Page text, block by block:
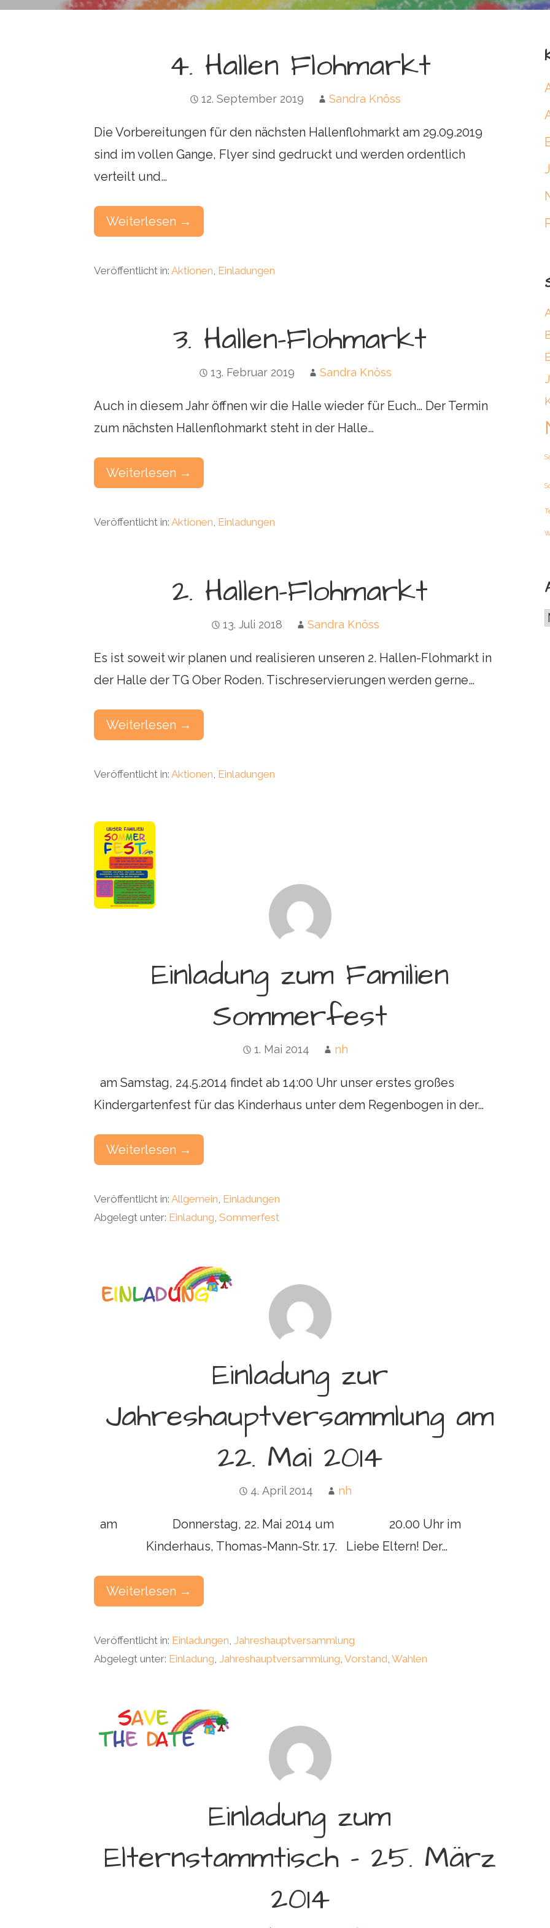
4. Hallen Flohmarkt
12. September 2019 Sandra Knöss
Die Vorbereitungen für den nächsten Hallenflohmarkt am 29.09.2019
sind im vollen Gange, Flyer sind gedruckt und werden ordentlich
verteilt und…
Weiterlesen →
Veröffentlicht in:Aktionen, Einladungen
3. Hallen-Flohmarkt
13. Februar 2019 Sandra Knöss
Auch in diesem Jahr öffnen wir die Halle wieder für Euch… Der Termin
zum nächsten Hallenflohmarkt steht in der Halle…
Weiterlesen →
Veröffentlicht in:Aktionen, Einladungen
2. Hallen-Flohmarkt
13. Juli 2018 Sandra Knöss
Es ist soweit wir planen und realisieren unseren 2. Hallen-Flohmarkt in
der Halle der TG Ober Roden. Tischreservierungen werden gerne…
Weiterlesen →
Veröffentlicht in:Aktionen Einladungen
Einladung zum Familien
Sommerfest
1. Mai 2014 nh
am Samstag, 24.5.2014 findet ab 14:00 Uhr unser erstes großes
Kindergartenfest für das Kinderhaus unter dem Regenbogen in der…
Weiterlesen →
Veröffentlicht in:Allgemein Einladungen
Abgelegt unter: Einladung ,Sommerfest
Einladung zur
Jahreshauptversammlung am
22. Mai 2014
4. April 2014 nh
am Donnerstag, 22. Mai 2014 um 20.00 Uhr im
Kinderhaus, Thomas-Mann-Str. 17. Liebe Eltern! Der…
Weiterlesen →
Veröffentlicht in: Einladungen ,Jahreshauptversammlung
Abgelegt unter: Einladung ,Jahreshauptversammlung ,Vorstand ,Wahlen
Einladung zum
Elternstammtisch – 25. März
2014